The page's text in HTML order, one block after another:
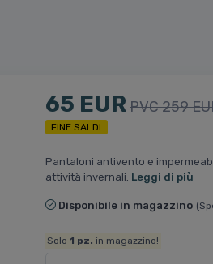
65 EURPVC 259
FINE SALDI
Pantaloni antivento e
attività invernali. Leggi di più
Disponibile in magazzino
Solo1 pz. in magazzino!